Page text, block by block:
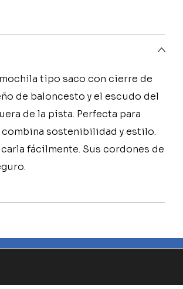
mochila tipo saco con cierre de
de baloncesto y el escudo del
de la pista. Perfecta para
sostenibilidad y estilo.
fácilmente. Sus cordones de